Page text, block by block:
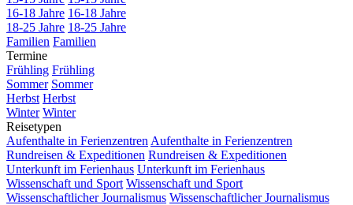
16-18 Jahre 16-18 Jahre
18-25 Jahre 18-25 Jahre
Familien Familien
Termine
Frühling Frühling
Sommer Sommer
Herbst Herbst
Winter Winter
Reisetypen
Aufenthalte in Ferienzentren Aufenthalte in Ferienzentren
Rundreisen & Expeditionen Rundreisen & Expeditionen
Unterkunft im Ferienhaus Unterkunft im Ferienhaus
Wissenschaft und Sport Wissenschaft und Sport
Wissenschaftlicher Journalismus Wissenschaftlicher Journalismus